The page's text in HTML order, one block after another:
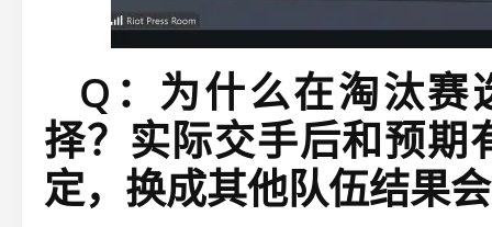
Q：为什么在淘汰赛
择？实际交手后和预期
定，换成其他队伍结果